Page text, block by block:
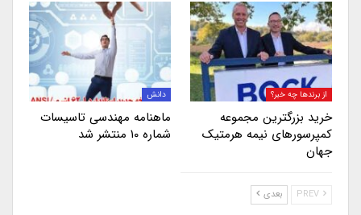
از برندها چه خبر؟
خرید بزرگترین مجموعه
کمپرسورهای نیمه هرمتیک
جهان
دانش
ماهنامه مهندسی تاسیسات
شماره ۱۰ منتشر شد
بعدی